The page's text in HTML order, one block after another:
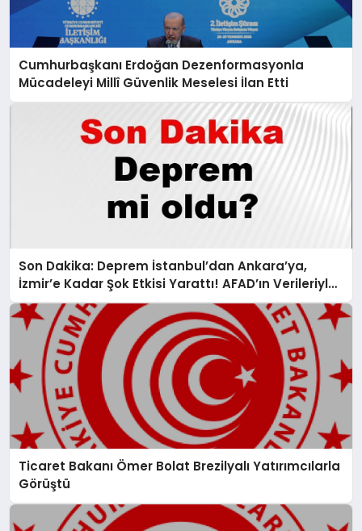
Cumhurbaşkanı Erdoğan Dezenformasyonla
Mücadeleyi Millî Güvenlik Meselesi İlan Etti
Son Dakika: Deprem İstanbul’dan Ankara’ya,
İzmir’e Kadar Şok Etkisi Yarattı! AFAD’ın Verileriyle
Sarsıcı Gelişmeler 6 Ağustos 2026
Ticaret Bakanı Ömer Bolat Brezilyalı Yatırımcılarla
Görüştü